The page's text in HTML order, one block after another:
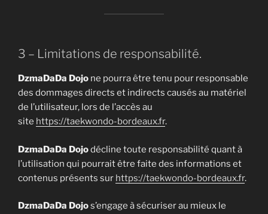
3 – Limitations de responsabilité.
DzmaDaDa Dojo ne pourra être tenu pour responsable
des dommages directs et indirects causés au matériel
de l’utilisateur, lors de l’accès au
site https://taekwondo-bordeaux.fr.
DzmaDaDa Dojodécline toute responsabilité quant à
l’utilisation qui pourrait être faite des informations et
contenus présents sur https://taekwondo-bordeaux.fr.
DzmaDaDa Dojos’engage à sécuriser au mieux le